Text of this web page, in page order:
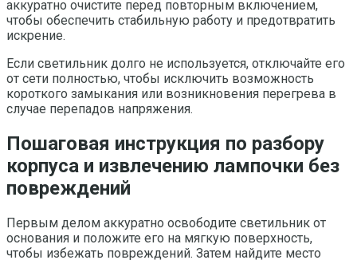
аккуратно очистите перед повторным включением,
чтобы обеспечить стабильную работу и предотвратить
искрение.
Если светильник долго не используется, отключайте его
от сети полностью, чтобы исключить возможность
короткого замыкания или возникновения перегрева в
случае перепадов напряжения.
Пошаговая инструкция по разбору
корпуса и извлечению лампочки без
повреждений
Первым делом аккуратно освободите светильник от
основания и положите его на мягкую поверхность,
чтобы избежать повреждений. Затем найдите место